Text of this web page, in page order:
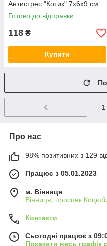
Антистрес "Котик" 7х6х9 см
Готово до відправки
118 ₴
Купити
1
Про нас
98% позитивних з 129
Працює з 05.01.2023
м. Вінниця
Вінниця, проспек
Контакти
Сьогодні працює з
Показати весь графік